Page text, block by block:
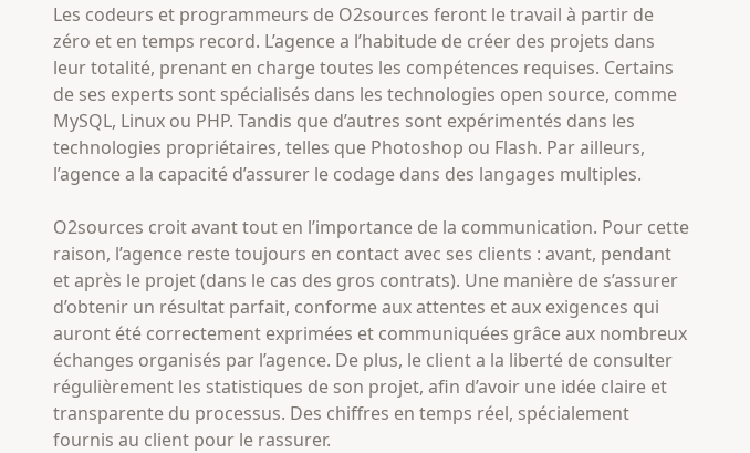
Les codeurs et programmeurs de O2sources feront le travail à partir de
zéro et en temps record. L’agence a l’habitude de créer des projets dans
leur totalité, prenant en charge toutes les compétences requises. Certains
de ses experts sont spécialisés dans les technologies open source, comme
MySQL, Linux ou PHP. Tandis que d’autres sont expérimentés dans les
technologies propriétaires, telles que Photoshop ou Flash. Par ailleurs,
l’agence a la capacité d’assurer le codage dans des langages multiples.
O2sources croit avant tout en l’importance de la communication. Pour cette
raison, l’agence reste toujours en contact avec ses clients : avant, pendant
et après le projet (dans le cas des gros contrats). Une manière de s’assurer
d’obtenir un résultat parfait, conforme aux attentes et aux exigences qui
auront été correctement exprimées et communiquées grâce aux nombreux
échanges organisés par l’agence. De plus, le client a la liberté de consulter
régulièrement les statistiques de son projet, afin d’avoir une idée claire et
transparente du processus. Des chiffres en temps réel, spécialement
fournis au client pour le rassurer.